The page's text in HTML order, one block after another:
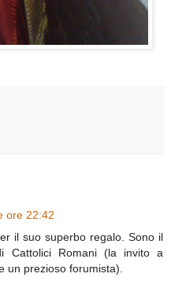
ore 22:42
il suo superbo regalo. Sono il
Cattolici Romani (la invito a
un prezioso forumista).